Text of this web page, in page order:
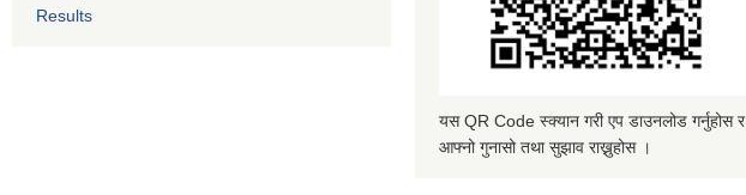
Results
यस QR Code स्क्यान गरी एप डाउनलोड गर्नुहोस र
आफ्नो गुनासो तथा सुझाव राख्नुहोस ।